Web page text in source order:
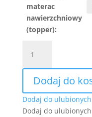
materac
nawierzchniowy
(topper):
Łóżko
kontynentalne
Miro
180x200
z
Dodaj do
Dodaj do ulubionych
Dodaj do ulubionych